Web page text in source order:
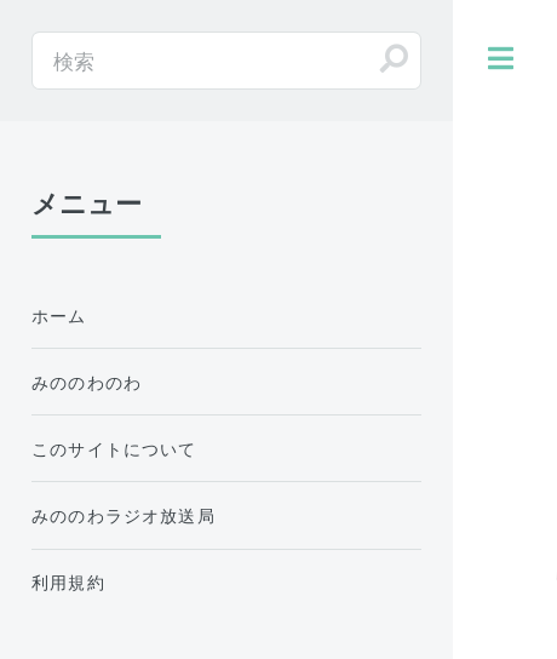
メニュー
ホーム
みののわのわ
このサイトについて
みののわラジオ放送局
利用規約